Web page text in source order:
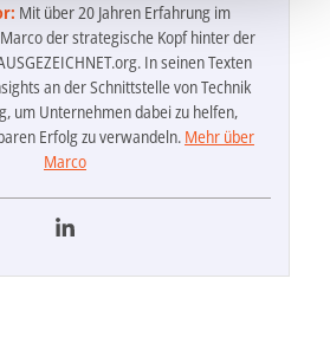
um Inhalte und Anzeigen zu
für soziale Medien anbieten
auf unsere Website zu
geben wir Informationen zu Ihrer
Website an unsere Partner für
und Analysen weiter. Unsere
die Sie ihnen bereitgestellt
Mit über 20 Jahren Erfahrung im
der strategische Kopf hinter der
In seinen Texten
an der Schnittstelle von Technik
um Unternehmen dabei zu helfen,
Erfolg zu verwandeln. Mehr über
Marco